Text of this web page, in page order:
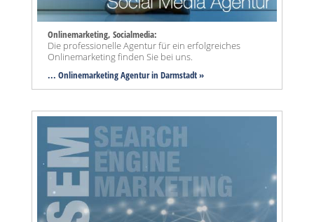
Onlinemarketing, Socialmedia:
Die professionelle Agentur für ein erfolgreiches
Onlinemarketing finden Sie bei uns.
... Onlinemarketing Agentur in Darmstadt »